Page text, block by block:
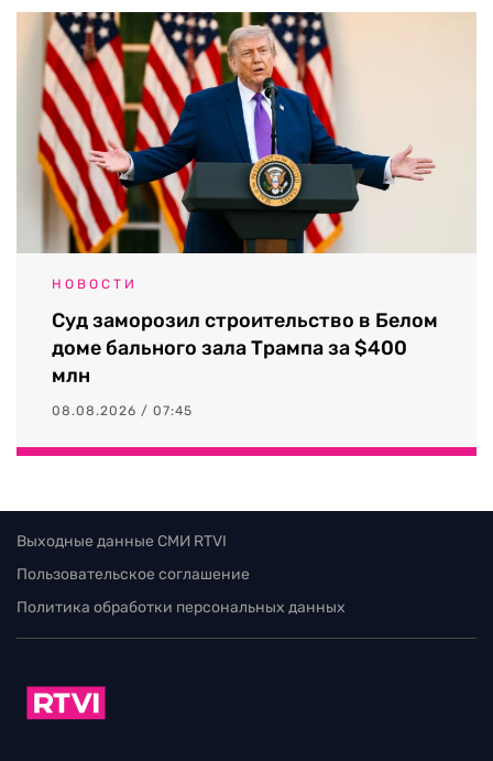
НОВОСТИ
Суд заморозил строительство в Белом
доме бального зала Трампа за $400
млн
08.08.2026 / 07:45
Выходные данные СМИ RTVI
Пользовательское соглашение
Политика обработки персональных данных